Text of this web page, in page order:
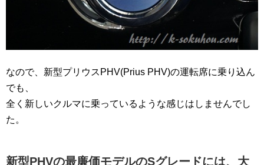
なので、新型プリウスPHV(Prius PHV)の運転席に乗り込ん
でも、
全く新しいクルマに乗っているような感じはしませんでし
た。
新型PHVの最廉価モデルのSグレードには、大